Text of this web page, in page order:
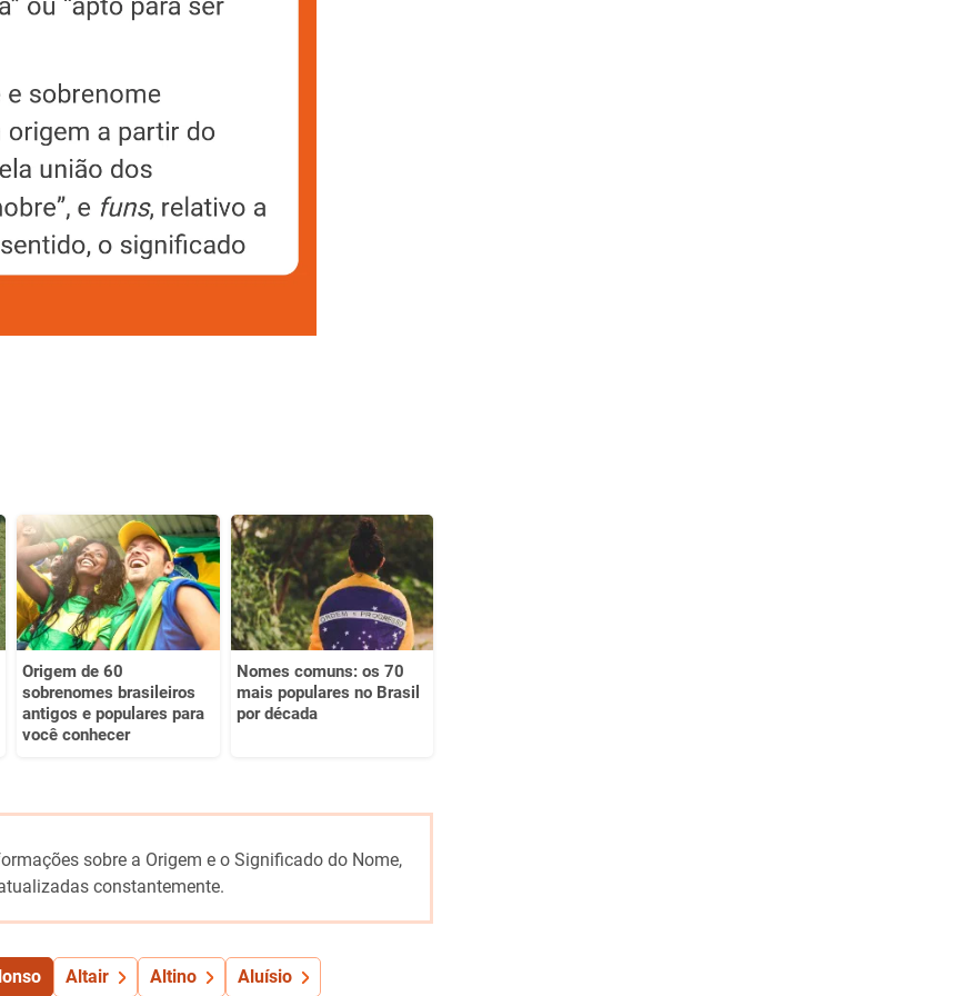
Origem de 60
sobrenomes brasileiros
antigos e populares para
você conhecer
Nomes comuns: os 70
mais populares no Brasil
por década
sobre a Origem e o Significado do Nome,
constantemente.
Altair Altino Aluísio